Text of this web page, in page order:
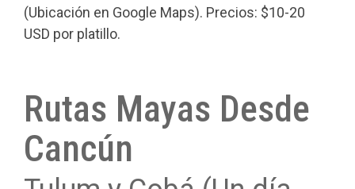
(Ubicación en Google Maps). Precios: $10-20
USD por platillo.
Rutas Mayas Desde
Cancún